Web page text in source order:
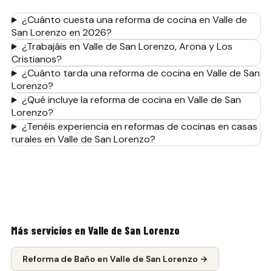
¿Cuánto cuesta una reforma de cocina en Valle de
San Lorenzo en 2026?
¿Trabajáis en Valle de San Lorenzo, Arona y Los
Cristianos?
¿Cuánto tarda una reforma de cocina en Valle de San
Lorenzo?
¿Qué incluye la reforma de cocina en Valle de San
Lorenzo?
¿Tenéis experiencia en reformas de cocinas en casas
rurales en Valle de San Lorenzo?
Más servicios en Valle de San Lorenzo
Reforma de Baño en Valle de San Lorenzo →